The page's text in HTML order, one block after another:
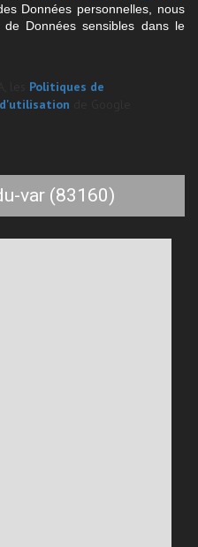
Données personnelles, nous
Données sensibles dans le
Politiques de
var (83160)